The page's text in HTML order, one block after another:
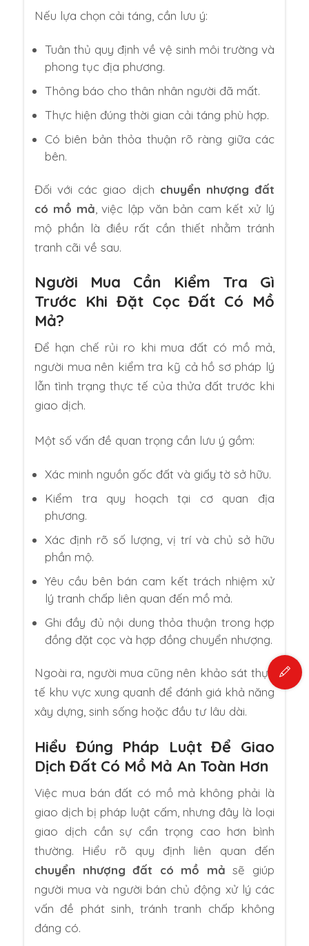
Nếu lựa chọn cải táng, cần lưu ý:
Tuân thủ quy định về vệ sinh môi trường và
phong tục địa phương.
Thông báo cho thân nhân người đã mất.
Thực hiện đúng thời gian cải táng phù hợp.
Có biên bản thỏa thuận rõ ràng giữa các
bên.
Đối với các giao dịch chuyển nhượng đất
có mồ mả, việc lập văn bản cam kết xử lý
mộ phần là điều rất cần thiết nhằm tránh
tranh cãi về sau.
Người Mua Cần Kiểm Tra Gì
Trước Khi Đặt Cọc Đất Có Mồ
Mả?
Để hạn chế rủi ro khi mua đất có mồ mả,
người mua nên kiểm tra kỹ cả hồ sơ pháp lý
lẫn tình trạng thực tế của thửa đất trước khi
giao dịch.
Một số vấn đề quan trọng cần lưu ý gồm:
Xác minh nguồn gốc đất và giấy tờ sở hữu.
Kiểm tra quy hoạch tại cơ quan địa
phương.
Xác định rõ số lượng, vị trí và chủ sở hữu
phần mộ.
Yêu cầu bên bán cam kết trách nhiệm xử
lý tranh chấp liên quan đến mồ mả.
Ghi đầy đủ nội dung thỏa thuận trong hợp
đồng đặt cọc và hợp đồng chuyển nhượng.
Ngoài ra, người mua cũng nên khảo sát thực
tế khu vực xung quanh để đánh giá khả năng
xây dựng, sinh sống hoặc đầu tư lâu dài.
Hiểu Đúng Pháp Luật Để Giao
Dịch Đất Có Mồ Mả An Toàn Hơn
Việc mua bán đất có mồ mả không phải là
giao dịch bị pháp luật cấm, nhưng đây là loại
giao dịch cần sự cẩn trọng cao hơn bình
thường. Hiểu rõ quy định liên quan đến
chuyển nhượng đất có mồ mả sẽ giúp
người mua và người bán chủ động xử lý các
vấn đề phát sinh, tránh tranh chấp không
đáng có.